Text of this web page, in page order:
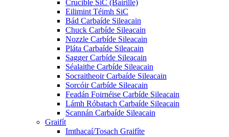
Crucible SiC (Bairille)
Eilimint Téimh SiC
Bád Carbaíde Sileacain
Chuck Carbíde Sileacain
Nozzle Carbíde Sileacain
Pláta Carbaíde Sileacain
Sagger Carbíde Sileacain
Séalaithe Carbíde Sileacain
Socraitheoir Carbaíde Sileacain
Sorcóir Carbíde Sileacain
Feadán Foirnéise Carbíde Sileacain
Lámh Róbatach Carbaíde Sileacain
Scannán Carbaíde Sileacain
Graifít
Imthacaí/Tosach Graifíte